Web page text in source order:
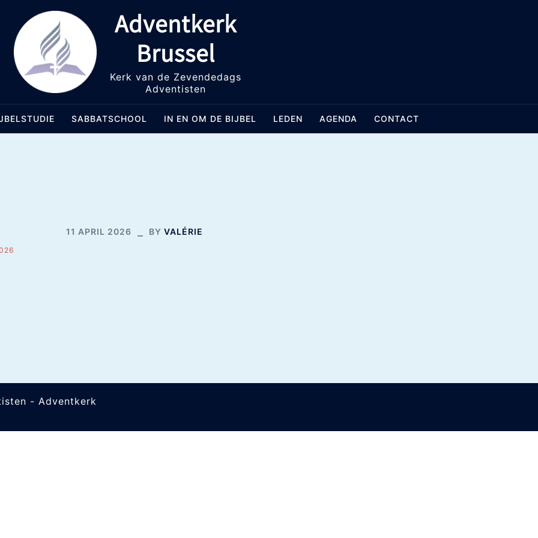
Adventkerk
Brussel
Kerk van de Zevendedags
Adventisten
SABBATSCHOOL IN EN OM DE BIJBEL LEDEN AGENDA CONTACT
11 APRIL 2026 BY VALÉRIE
- Adventkerk